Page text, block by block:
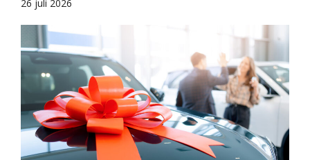
26 juli 2026